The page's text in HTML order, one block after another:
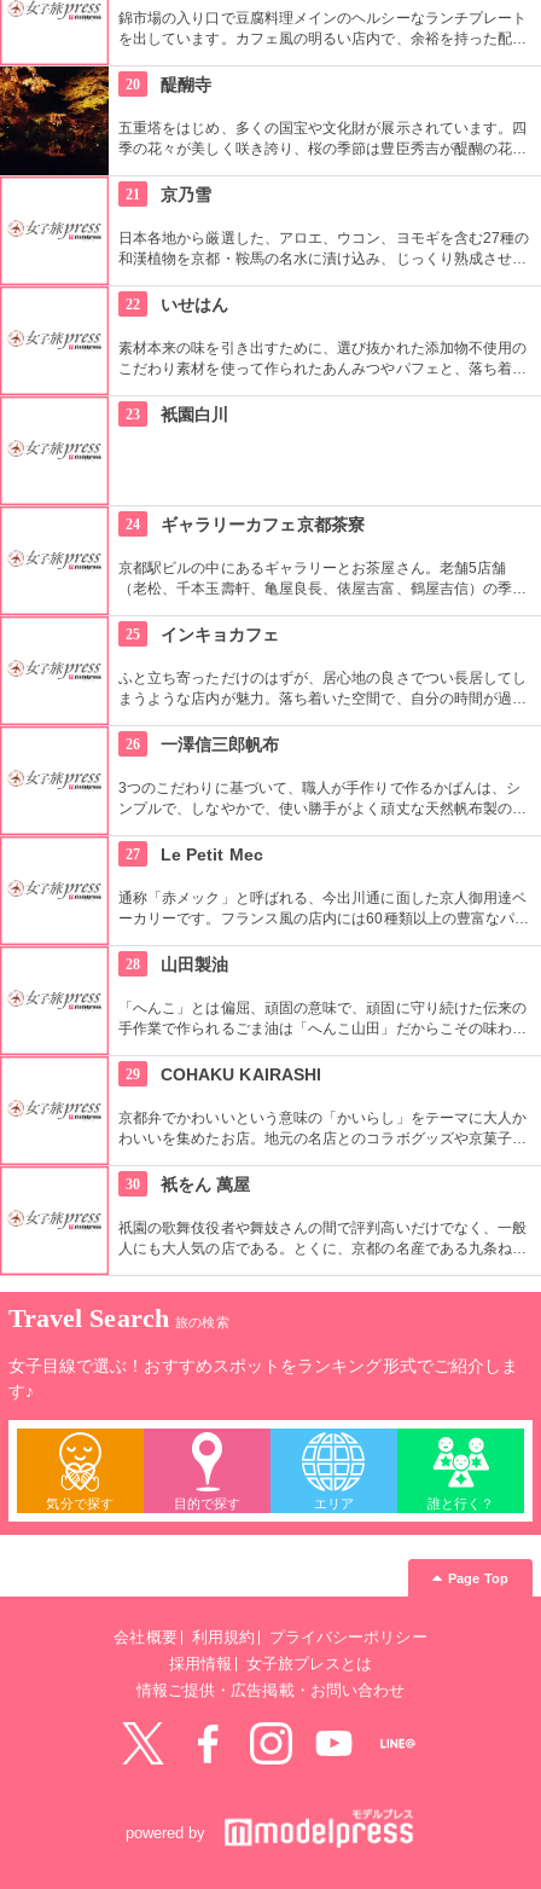
ら今のうちである。
錦市場の入り口で豆腐料理メインのヘルシーなランチプレート
を出しています。カフェ風の明るい店内で、余裕を持った配置
20
醍醐寺
五重塔をはじめ、多くの国宝や文化財が展示されています。四
季の花々が美しく咲き誇り、桜の季節は豊臣秀吉が醍醐の花見
内の建物や橋などとともに、紅葉のライトアップも見事。
21 京乃雪
日本各地から厳選した、アロエ、ウコン、ヨモギを含む27種の
和漢植物を京都・鞍馬の名水に漬け込み、じっくり熟成させた
続けられるように、できるだけシンプルな手入れ方法になって
いる。
22 いせはん
素材本来の味を引き出すために、選び抜かれた添加物不使用の
こだわり素材を使って作られたあんみつやパフェと、落ち着い
23
衹園白川
24 ギャラリーカフェ京都茶寮
京都駅ビルの中にあるギャラリーとお茶屋さん。老舗5店舗
（老松、千本玉壽軒、亀屋良長、俵屋吉富、鶴屋吉信）の季節
によって変わる京都の伝統工芸の展示が楽しめる。
25 インキョカフェ
ふと立ち寄っただけのはずが、居心地の良さでつい長居してし
まうような店内が魅力。落ち着いた空間で、自分の時間が過ご
26
一澤信三郎帆布
3つのこだわりに基づいて、職人が手作りで作るかばんは、シ
ンプルで、しなやかで、使い勝手がよく頑丈な天然帆布製のか
寧な仕事で満足できます。
27 Le Petit Mec
通称「赤メック」と呼ばれる、今出川通に面した京人御用達ベ
ーカリーです。フランス風の店内には60種類以上の豊富なパン
味わえます。
28 山田製油
「へんこ」とは偏屈、頑固の意味で、頑固に守り続けた伝来の
手作業で作られるごま油は「へんこ山田」だからこその味わ
のごま油の美味しさを味わってもらいたい！という想いから、
本社敷地内にレストランもオープン。ごま油への情熱と愛情を
感じられるお店です。
29 COHAKU KAIRASHI
京都弁でかわいいという意味の「かいらし」をテーマに大人か
わいいを集めたお店。地元の名店とのコラボグッズや京菓子な
30
衹をん 萬屋
祇園の歌舞伎役者や舞妓さんの間で評判高いだけでなく、一般
人にも大人気の店である。とくに、京都の名産である九条ねぎ
それを食べる目的で京都を訪れる人がいるほどの人気である。
Travel Search 旅の検索
女子目線で選ぶ！おすすめスポットをランキング形式でご紹介しま
す♪
気分で探す 目的で探す エリア 誰と行く？
Page Top
会社概要 利用規約
プライバシーポリシー
採用情報
女子旅プレスとは
情報ご提供・広告掲載・お問い合わせ
powered by